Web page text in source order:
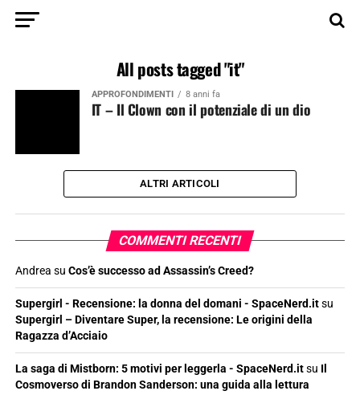
All posts tagged "it"
APPROFONDIMENTI 8 anni fa
IT – Il Clown con il potenziale di un dio
ALTRI ARTICOLI
COMMENTI RECENTI
Andrea su Cos’è successo ad Assassin’s Creed?
Supergirl - Recensione: la donna del domani - SpaceNerd.itsu
Supergirl – Diventare Super, la recensione: Le origini della
Ragazza d’Acciaio
La saga di Mistborn: 5 motivi per leggerla - SpaceNerd.itsu Il
Cosmoverso di Brandon Sanderson: una guida alla lettura